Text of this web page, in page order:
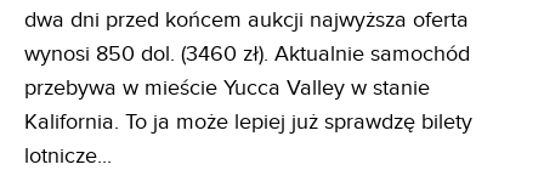
dwa dni przed końcem aukcji najwyższa oferta
wynosi 850 dol. (3460 zł). Aktualnie samochód
przebywa w mieście Yucca Valley w stanie
Kalifornia. To ja może lepiej już sprawdzę bilety
lotnicze...